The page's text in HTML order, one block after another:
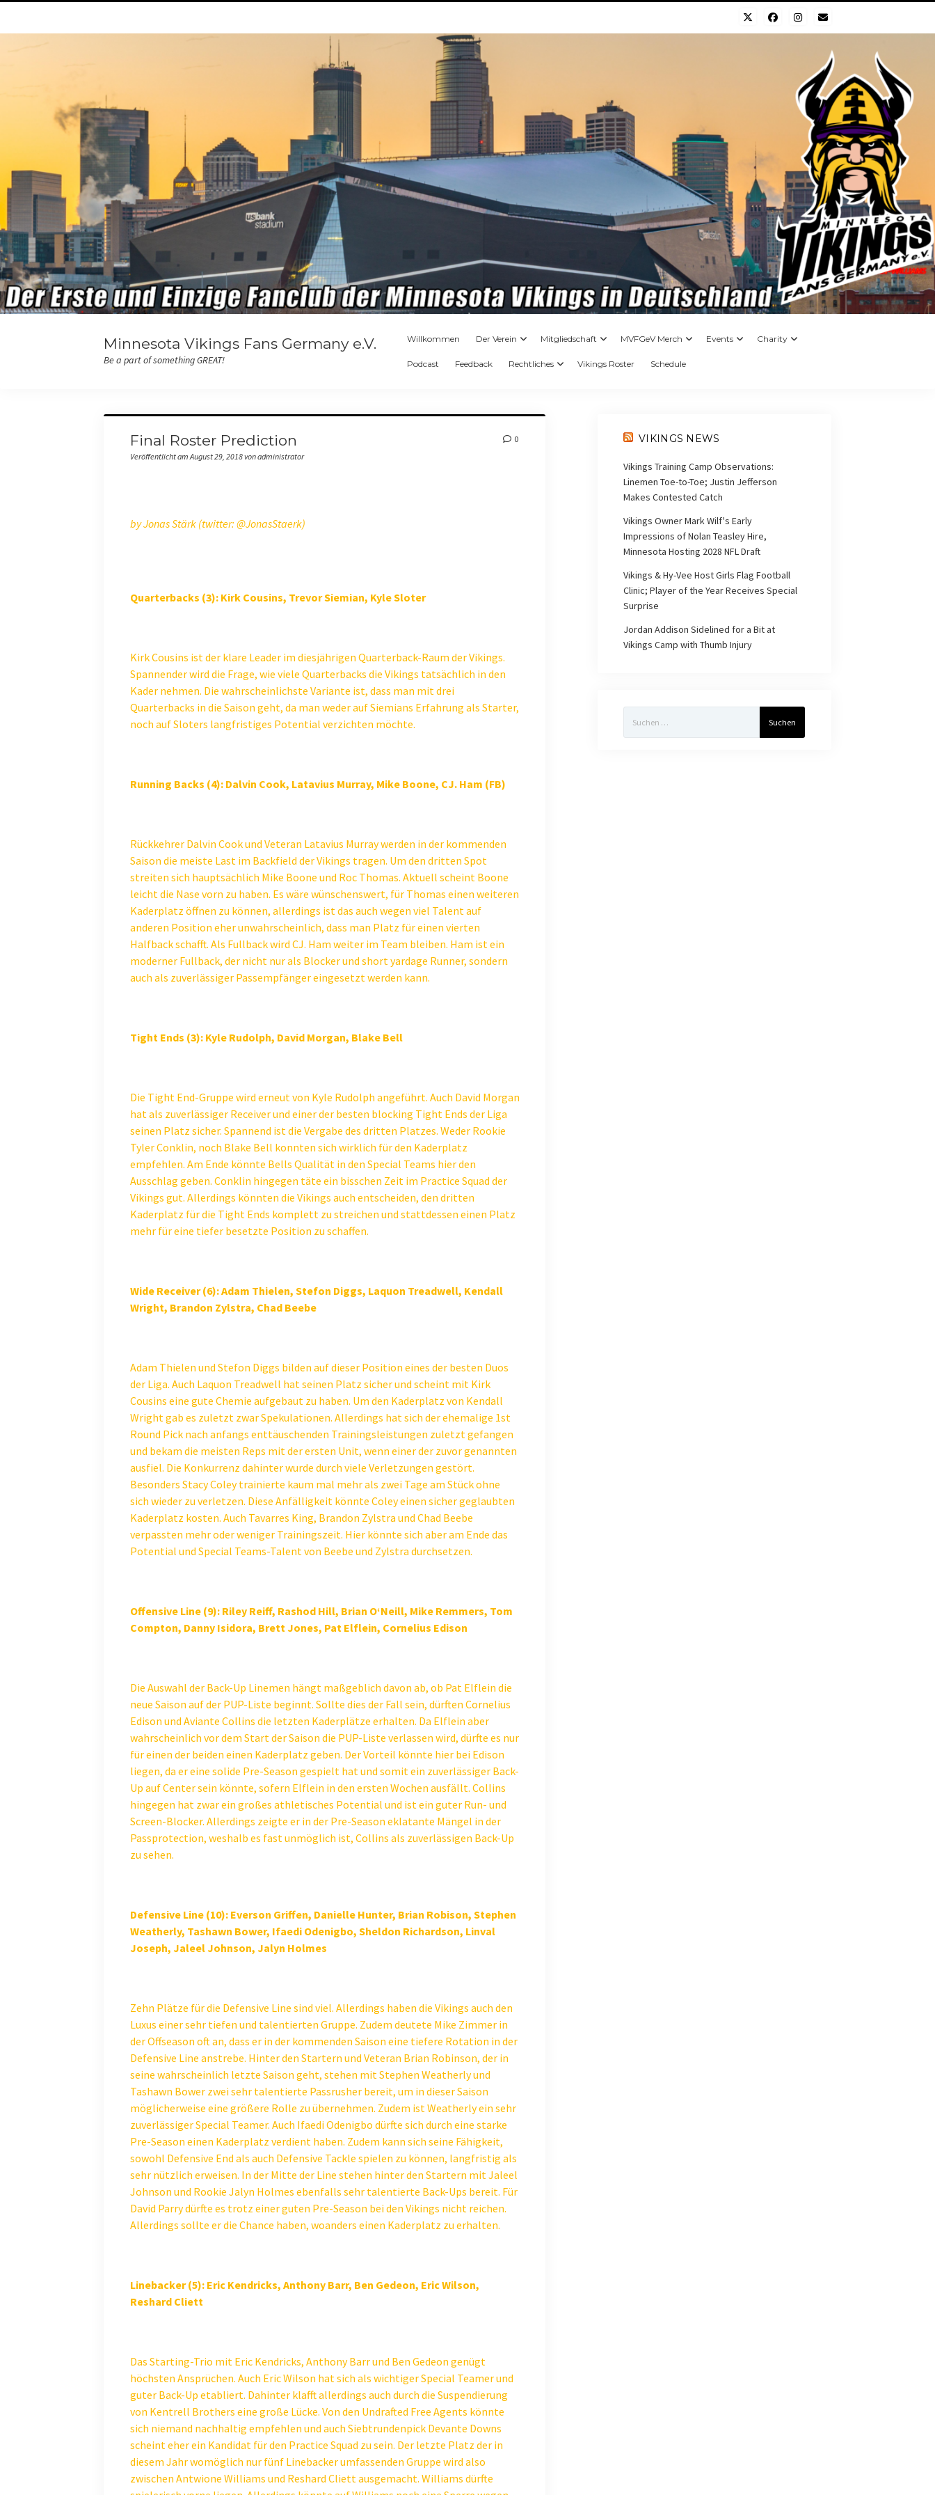
Minnesota Vikings Fans Germany e.V.
Be a part of something GREAT!
Willkommen Der Verein Mitgliedschaft MVFGeV Merch Events Charity
Podcast Feedback Rechtliches Vikings Roster Schedule
Final Roster Prediction
Veröffentlicht am August 29, 2018 von administrator
0
by Jonas Stärk (twitter: @JonasStaerk)
Quarterbacks (3): Kirk Cousins, Trevor Siemian, Kyle Sloter
Kirk Cousins ist der klare Leader im diesjährigen Quarterback-Raum der Vikings.
Spannender wird die Frage, wie viele Quarterbacks die Vikings tatsächlich in den
Kader nehmen. Die wahrscheinlichste Variante ist, dass man mit drei
Quarterbacks in die Saison geht, da man weder auf Siemians Erfahrung als Starter,
noch auf Sloters langfristiges Potential verzichten möchte.
Running Backs (4): Dalvin Cook, Latavius Murray, Mike Boone, CJ. Ham (FB)
Rückkehrer Dalvin Cook und Veteran Latavius Murray werden in der kommenden
Saison die meiste Last im Backfield der Vikings tragen. Um den dritten Spot
streiten sich hauptsächlich Mike Boone und Roc Thomas. Aktuell scheint Boone
leicht die Nase vorn zu haben. Es wäre wünschenswert, für Thomas einen weiteren
Kaderplatz öffnen zu können, allerdings ist das auch wegen viel Talent auf
anderen Position eher unwahrscheinlich, dass man Platz für einen vierten
Halfback schafft. Als Fullback wird CJ. Ham weiter im Team bleiben. Ham ist ein
moderner Fullback, der nicht nur als Blocker und short yardage Runner, sondern
auch als zuverlässiger Passempfänger eingesetzt werden kann.
Tight Ends (3): Kyle Rudolph, David Morgan, Blake Bell
Die Tight End-Gruppe wird erneut von Kyle Rudolph angeführt. Auch David Morgan
hat als zuverlässiger Receiver und einer der besten blocking Tight Ends der Liga
seinen Platz sicher. Spannend ist die Vergabe des dritten Platzes. Weder Rookie
Tyler Conklin, noch Blake Bell konnten sich wirklich für den Kaderplatz
empfehlen. Am Ende könnte Bells Qualität in den Special Teams hier den
Ausschlag geben. Conklin hingegen täte ein bisschen Zeit im Practice Squad der
Vikings gut. Allerdings könnten die Vikings auch entscheiden, den dritten
Kaderplatz für die Tight Ends komplett zu streichen und stattdessen einen Platz
mehr für eine tiefer besetzte Position zu schaffen.
Wide Receiver (6): Adam Thielen, Stefon Diggs, Laquon Treadwell, Kendall
Wright, Brandon Zylstra, Chad Beebe
Adam Thielen und Stefon Diggs bilden auf dieser Position eines der besten Duos
der Liga. Auch Laquon Treadwell hat seinen Platz sicher und scheint mit Kirk
Cousins eine gute Chemie aufgebaut zu haben. Um den Kaderplatz von Kendall
Wright gab es zuletzt zwar Spekulationen. Allerdings hat sich der ehemalige 1st
Round Pick nach anfangs enttäuschenden Trainingsleistungen zuletzt gefangen
und bekam die meisten Reps mit der ersten Unit, wenn einer der zuvor genannten
ausfiel. Die Konkurrenz dahinter wurde durch viele Verletzungen gestört.
Besonders Stacy Coley trainierte kaum mal mehr als zwei Tage am Stück ohne
sich wieder zu verletzen. Diese Anfälligkeit könnte Coley einen sicher geglaubten
Kaderplatz kosten. Auch Tavarres King, Brandon Zylstra und Chad Beebe
verpassten mehr oder weniger Trainingszeit. Hier könnte sich aber am Ende das
Potential und Special Teams-Talent von Beebe und Zylstra durchsetzen.
Offensive Line (9): Riley Reiff, Rashod Hill, Brian O‘Neill, Mike Remmers, Tom
Compton, Danny Isidora, Brett Jones, Pat Elflein, Cornelius Edison
Die Auswahl der Back-Up Linemen hängt maßgeblich davon ab, ob Pat Elflein die
neue Saison auf der PUP-Liste beginnt. Sollte dies der Fall sein, dürften Cornelius
Edison und Aviante Collins die letzten Kaderplätze erhalten. Da Elflein aber
wahrscheinlich vor dem Start der Saison die PUP-Liste verlassen wird, dürfte es nur
für einen der beiden einen Kaderplatz geben. Der Vorteil könnte hier bei Edison
liegen, da er eine solide Pre-Season gespielt hat und somit ein zuverlässiger Back-
Up auf Center sein könnte, sofern Elflein in den ersten Wochen ausfällt. Collins
hingegen hat zwar ein großes athletisches Potential und ist ein guter Run- und
Screen-Blocker. Allerdings zeigte er in der Pre-Season eklatante Mängel in der
Passprotection, weshalb es fast unmöglich ist, Collins als zuverlässigen Back-Up
zu sehen.
Defensive Line (10): Everson Griffen, Danielle Hunter, Brian Robison, Stephen
Weatherly, Tashawn Bower, Ifaedi Odenigbo, Sheldon Richardson, Linval
Joseph, Jaleel Johnson, Jalyn Holmes
Zehn Plätze für die Defensive Line sind viel. Allerdings haben die Vikings auch den
Luxus einer sehr tiefen und talentierten Gruppe. Zudem deutete Mike Zimmer in
der Offseason oft an, dass er in der kommenden Saison eine tiefere Rotation in der
Defensive Line anstrebe. Hinter den Startern und Veteran Brian Robinson, der in
seine wahrscheinlich letzte Saison geht, stehen mit Stephen Weatherly und
Tashawn Bower zwei sehr talentierte Passrusher bereit, um in dieser Saison
möglicherweise eine größere Rolle zu übernehmen. Zudem ist Weatherly ein sehr
zuverlässiger Special Teamer. Auch Ifaedi Odenigbo dürfte sich durch eine starke
Pre-Season einen Kaderplatz verdient haben. Zudem kann sich seine Fähigkeit,
sowohl Defensive End als auch Defensive Tackle spielen zu können, langfristig als
sehr nützlich erweisen. In der Mitte der Line stehen hinter den Startern mit Jaleel
Johnson und Rookie Jalyn Holmes ebenfalls sehr talentierte Back-Ups bereit. Für
David Parry dürfte es trotz einer guten Pre-Season bei den Vikings nicht reichen.
Allerdings sollte er die Chance haben, woanders einen Kaderplatz zu erhalten.
Linebacker (5): Eric Kendricks, Anthony Barr, Ben Gedeon, Eric Wilson,
Reshard Cliett
Das Starting-Trio mit Eric Kendricks, Anthony Barr und Ben Gedeon genügt
höchsten Ansprüchen. Auch Eric Wilson hat sich als wichtiger Special Teamer und
guter Back-Up etabliert. Dahinter klafft allerdings auch durch die Suspendierung
von Kentrell Brothers eine große Lücke. Von den Undrafted Free Agents könnte
sich niemand nachhaltig empfehlen und auch Siebtrundenpick Devante Downs
scheint eher ein Kandidat für den Practice Squad zu sein. Der letzte Platz der in
diesem Jahr womöglich nur fünf Linebacker umfassenden Gruppe wird also
zwischen Antwione Williams und Reshard Cliett ausgemacht. Williams dürfte
VIKINGS NEWS
Vikings Training Camp Observations:
Linemen Toe-to-Toe; Justin Jefferson
Makes Contested Catch
Vikings Owner Mark Wilf's Early
Impressions of Nolan Teasley Hire,
Minnesota Hosting 2028 NFL Draft
Vikings & Hy-Vee Host Girls Flag Football
Clinic; Player of the Year Receives Special
Surprise
Jordan Addison Sidelined for a Bit at
Vikings Camp with Thumb Injury
nach: